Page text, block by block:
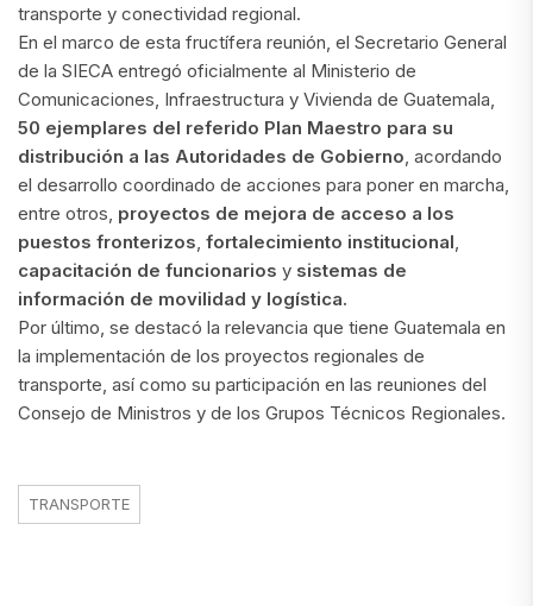
transporte y conectividad regional.
En el marco de esta fructífera reunión, el Secretario General
de la SIECA entregó oficialmente al Ministerio de
Comunicaciones, Infraestructura y Vivienda de Guatemala,
50 ejemplares del referido Plan Maestro para su
distribución a las Autoridades de Gobierno , acordando
el desarrollo coordinado de acciones para poner en marcha,
entre otros, proyectos de mejora de acceso a los
puestos fronterizos fortalecimiento institucional
capacitación de funcionarios y sistemas de
información de movilidad y logística.
Por último, se destacó la relevancia que tiene Guatemala en
la implementación de los proyectos regionales de
transporte, así como su participación en las reuniones del
Consejo de Ministros y de los Grupos Técnicos Regionales.
TRANSPORTE